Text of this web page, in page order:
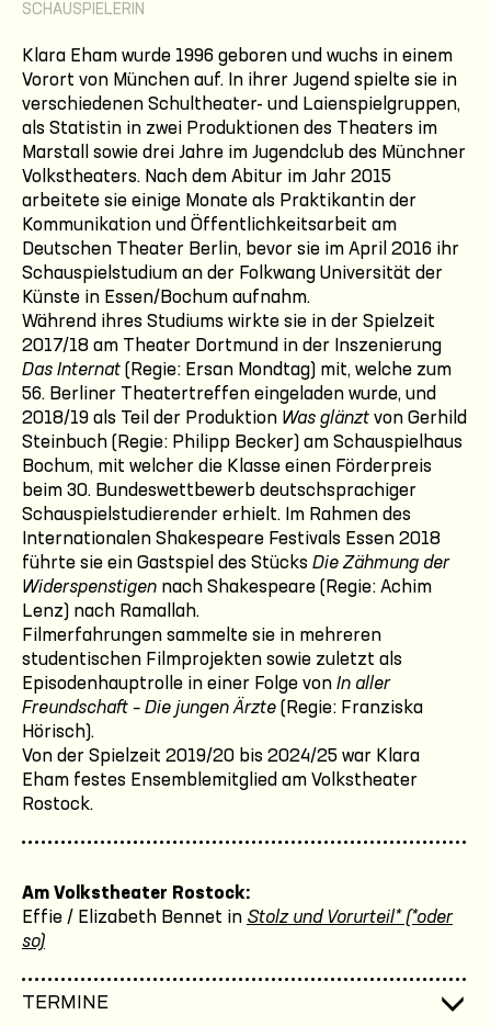
SCHAUSPIELERIN
Klara Eham wurde 1996 geboren und wuchs in einem
Vorort von München auf. In ihrer Jugend spielte sie in
verschiedenen Schultheater- und Laienspielgruppen,
als Statistin in zwei Produktionen des Theaters im
Marstall sowie drei Jahre im Jugendclub des Münchner
Volkstheaters. Nach dem Abitur im Jahr 2015
arbeitete sie einige Monate als Praktikantin der
Kommunikation und Öffentlichkeitsarbeit am
Deutschen Theater Berlin, bevor sie im April 2016 ihr
Schauspielstudium an der Folkwang Universität der
Künste in Essen/Bochum aufnahm.
Während ihres Studiums wirkte sie in der Spielzeit
2017/18 am Theater Dortmund in der Inszenierung
Das Internat (Regie: Ersan Mondtag) mit, welche zum
56. Berliner Theatertreffen eingeladen wurde, und
2018/19 als Teil der Produktion Was glänzt von Gerhild
Steinbuch (Regie: Philipp Becker) am Schauspielhaus
Bochum, mit welcher die Klasse einen Förderpreis
beim 30. Bundeswettbewerb deutschsprachiger
Schauspielstudierender erhielt. Im Rahmen des
Internationalen Shakespeare Festivals Essen 2018
führte sie ein Gastspiel des Stücks Die Zähmung der
Widerspenstigen nach Shakespeare (Regie: Achim
Lenz) nach Ramallah.
Filmerfahrungen sammelte sie in mehreren
studentischen Filmprojekten sowie zuletzt als
Episodenhauptrolle in einer Folge von In aller
Freundschaft – Die jungen Ärzte (Regie: Franziska
Hörisch).
Von der Spielzeit 2019/20 bis 2024/25 war Klara
Eham festes Ensemblemitglied am Volkstheater
Rostock.
Am Volkstheater Rostock:
Effie / Elizabeth Bennet in Stolz und Vorurteil* (*oder
so)
TERMINE